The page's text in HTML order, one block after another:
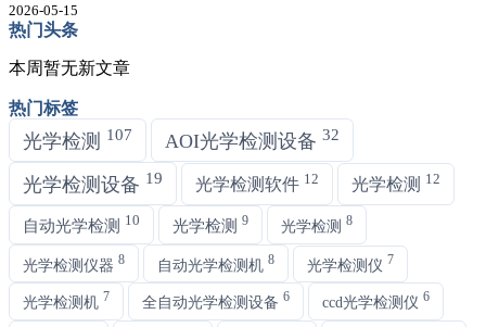
2026-05-15
热门头条
本周暂无新文章
热门标签
光学检测 107 AOI光学检测设备 32
光学检测设备 19 光学检测软件 12 光学检测 12
自动光学检测 10 光学检测 9 光学检测 8
光学检测仪器 8 自动光学检测机 8 光学检测仪 7
光学检测机 7 全自动光学检测设备 6 ccd光学检测仪 6